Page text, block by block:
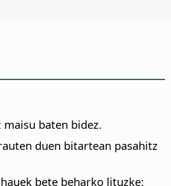
baten bidez.
duen bitartean pasahitz
bete beharko lituzke: